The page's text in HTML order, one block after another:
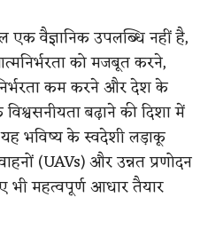
वैज्ञानिक उपलब्धि नहीं है,
को मजबूत करने,
कम करने और देश के
बढ़ाने की दिशा में
भविष्य के स्वदेशी लड़ाकू
(UAVs) और उन्नत प्रणोदन
भी महत्वपूर्ण आधार तैयार